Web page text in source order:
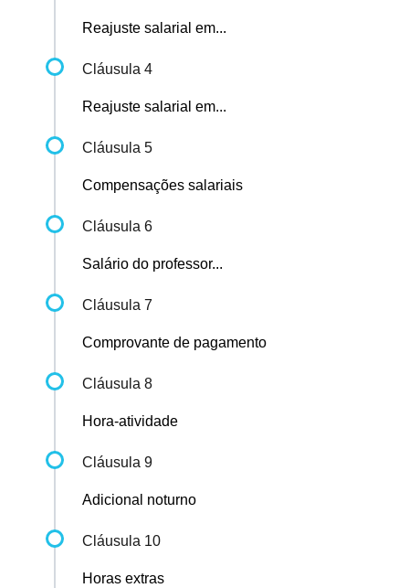
Reajuste salarial em...
Cláusula 4
Reajuste salarial em...
Cláusula 5
Compensações salariais
Cláusula 6
Salário do professor...
Cláusula 7
Comprovante de pagamento
Cláusula 8
Hora-atividade
Cláusula 9
Adicional noturno
Cláusula 10
Horas extras